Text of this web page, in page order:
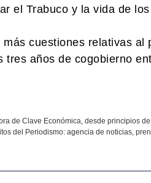
el Trabuco y la vida de los
cuestiones relativas al
años de cogobierno
de Clave Económica, desde principios
del Periodismo: agencia de noticias,